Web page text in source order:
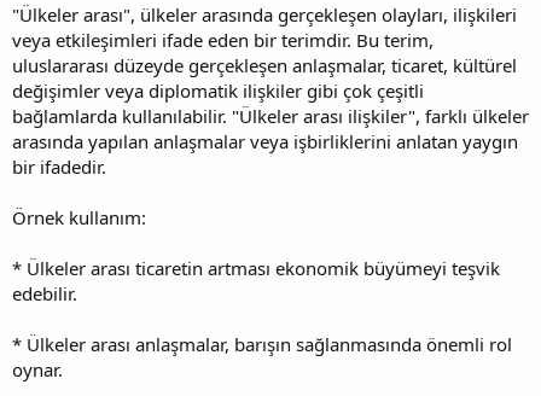
"Ülkeler arası", ülkeler arasında gerçekleşen olayları, ilişkileri
veya etkileşimleri ifade eden bir terimdir. Bu terim,
uluslararası düzeyde gerçekleşen anlaşmalar, ticaret, kültürel
değişimler veya diplomatik ilişkiler gibi çok çeşitli
bağlamlarda kullanılabilir. "Ülkeler arası ilişkiler", farklı ülkeler
arasında yapılan anlaşmalar veya işbirliklerini anlatan yaygın
bir ifadedir.
Örnek kullanım:
* Ülkeler arası ticaretin artması ekonomik büyümeyi teşvik
edebilir.
* Ülkeler arası anlaşmalar, barışın sağlanmasında önemli rol
oynar.